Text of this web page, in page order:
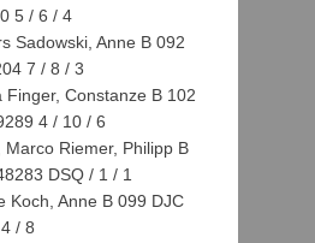
5 / 6 / 4
Sadowski, Anne B 092
7 / 8 / 3
Finger, Constanze B 102
4 / 10 / 6
Riemer, Philipp B
DSQ / 1 / 1
Koch, Anne B 099 DJC
/ 8